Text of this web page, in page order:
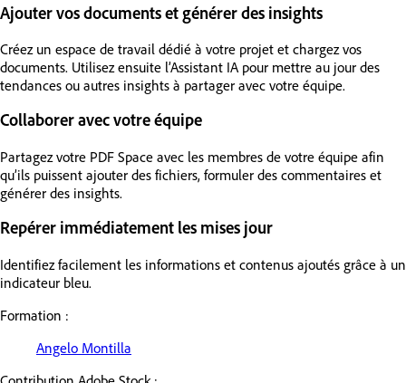
Ajouter vos documents et générer des insights
Créez un espace de travail dédié à votre projet et chargez vos
documents. Utilisez ensuite l’Assistant IA pour mettre au jour des
tendances ou autres insights à partager avec votre équipe.
Collaborer avec votre équipe
Partagez votre PDF Space avec les membres de votre équipe afin
qu’ils puissent ajouter des fichiers, formuler des commentaires et
générer des insights.
Repérer immédiatement les mises jour
Identifiez facilement les informations et contenus ajoutés grâce à un
indicateur bleu.
Formation :
Angelo Montilla